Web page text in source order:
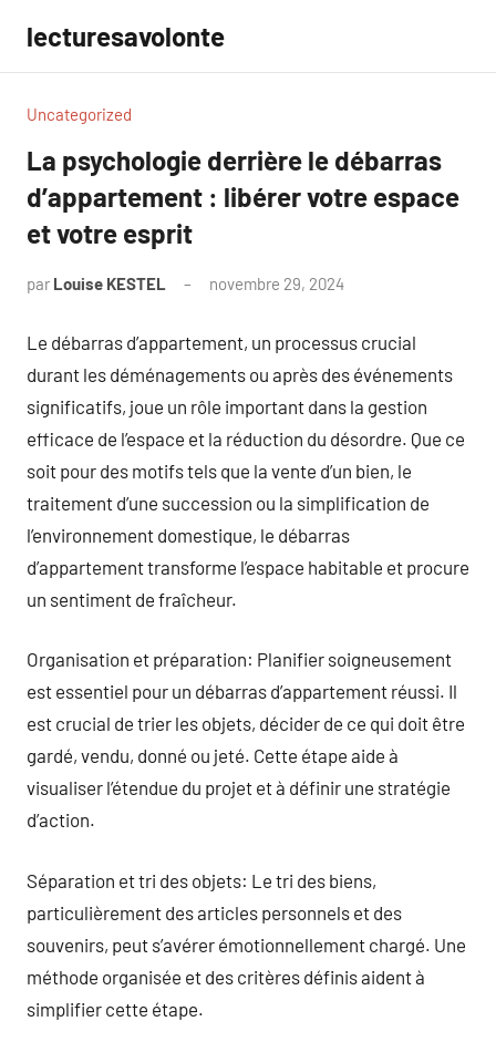
contenu
lecturesavolonte
Uncategorized
La psychologie derrière le débarras
d’appartement : libérer votre espace
et votre esprit
par Louise KESTEL novembre 29, 2024
Le débarras d’appartement, un processus crucial
durant les déménagements ou après des événements
significatifs, joue un rôle important dans la gestion
efficace de l’espace et la réduction du désordre. Que ce
soit pour des motifs tels que la vente d’un bien, le
traitement d’une succession ou la simplification de
l’environnement domestique, le débarras
d’appartement transforme l’espace habitable et procure
un sentiment de fraîcheur.
Organisation et préparation: Planifier soigneusement
est essentiel pour un débarras d’appartement réussi. Il
est crucial de trier les objets, décider de ce qui doit être
gardé, vendu, donné ou jeté. Cette étape aide à
visualiser l’étendue du projet et à définir une stratégie
d’action.
Séparation et tri des objets: Le tri des biens,
particulièrement des articles personnels et des
souvenirs, peut s’avérer émotionnellement chargé. Une
méthode organisée et des critères définis aident à
simplifier cette étape.